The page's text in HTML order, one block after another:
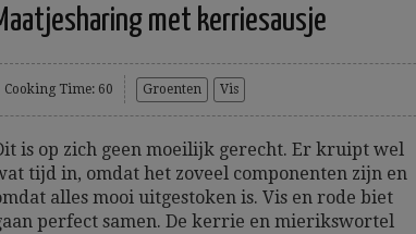
met kerriesausje
Cooking Time: 60 Groenten Vis
is op zich geen moeilijk gerecht. Er kruipt wel
tijd in, omdat het zoveel componenten zijn en
alles mooi uitgestoken is. Vis en rode biet
perfect samen. De kerrie en mierikswortel